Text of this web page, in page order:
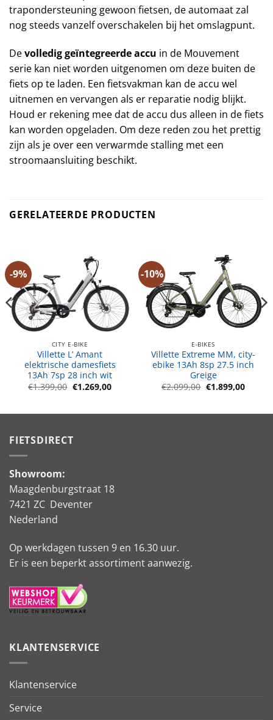
trapondersteuning gewoon fietsen, de automaat zal
nog steeds vanzelf overschakelen bij het omslagpunt.
Devolledig geïntegreerde accu in de Mouvement
serie kan niet worden uitgenomen om deze buiten de
fiets op te laden. Een fietsvakman kan de accu wel
uitnemen en vervangen als er reparatie nodig blijkt.
Houd er rekening mee dat de accu dus alleen in de fiets
kan worden opgeladen. Om deze reden zou het prettig
zijn als je over een verwarmde stalling met een
stroomaansluiting beschikt.
GERELATEERDE PRODUCTEN
-9%
CITY E-BIKE
Villette L’ Amant
elektrische damesfiets
13Ah 7sp 28 inch wit
€1.399,00 Oorspronkelijke
prijs
€1.269,00Huidige
prijs
-10%
E-BIKES
Villette Extreme MM, city-
ebike 13Ah 8sp 27.5 inch
Greige
€2.099,00 Oorspronkelijke
prijs
€1.899,00
prijs
FIETSDIRECT
Showroom:
Maagdenburgstraat 18
7421 ZC Deventer
Nederland
Op werkdagen tussen 9 en 16.30 uur.
Er is een beperkt assortiment aanwezig.
KLANTENSERVICE
Klantenservice
Service